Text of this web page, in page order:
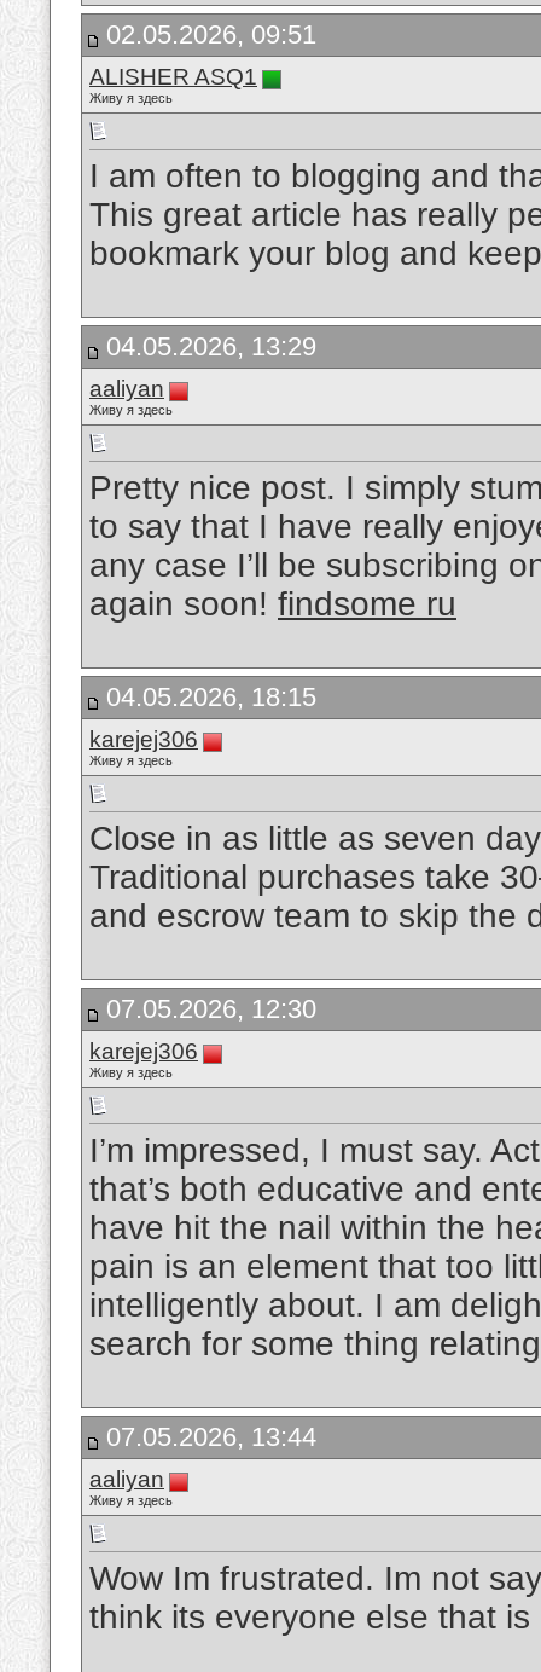
02.05.2026, 09:51
ALISHER ASQ1
Живу я здесь
I am often to blogging and
This great article has really
bookmark your blog and
04.05.2026, 13:29
aaliyan
Живу я здесь
Pretty nice post. I simply
to say that I have really
any case I’ll be subscribing
again soon! findsome ru
04.05.2026, 18:15
karejej306
Живу я здесь
Close in as little as seven
Traditional purchases take
and escrow team to skip the
07.05.2026, 12:30
karejej306
Живу я здесь
I’m impressed, I must say.
that’s both educative and
have hit the nail within the
pain is an element that too
intelligently about. I am
search for some thing
07.05.2026, 13:44
aaliyan
Живу я здесь
Wow Im frustrated. Im not
think its everyone else that